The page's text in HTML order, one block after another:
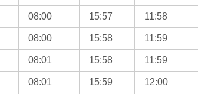
08:00 15:57 11:58
08:00 15:58 11:59
08:01 15:58 11:59
08:01 15:59 12:00